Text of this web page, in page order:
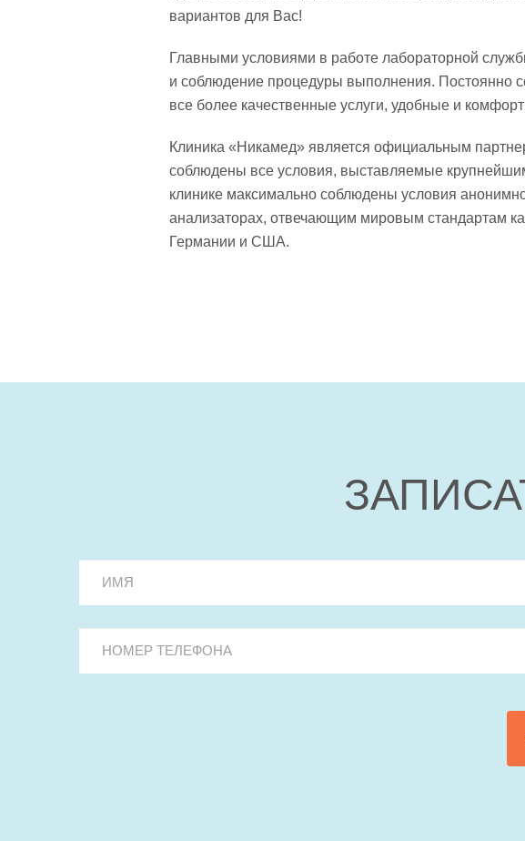
вариантов для Вас!
Главными условиями в работе лабораторной
и соблюдение процедуры выполнения. Постоянно
все более качественные услуги, удобные и
Клиника «Никамед» является официальным
соблюдены все условия, выставляемые
клинике максимально соблюдены условия
анализаторах, отвечающим мировым стандартам
Германии и США.